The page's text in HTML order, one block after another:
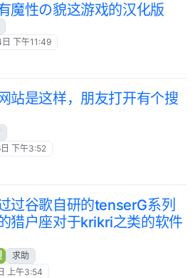
魔性の貌这游戏的汉化版
下午11:49
站是这样，朋友打开有个搜
下午3:52
过谷歌自研的tenserG系列
猎户座对于krikri之类的软件
求助
上午3:54